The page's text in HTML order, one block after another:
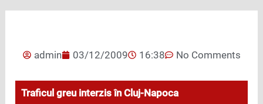
admin 03/12/2009 16:38 No Comments
Traficul greu interzis în Cluj-Napoca